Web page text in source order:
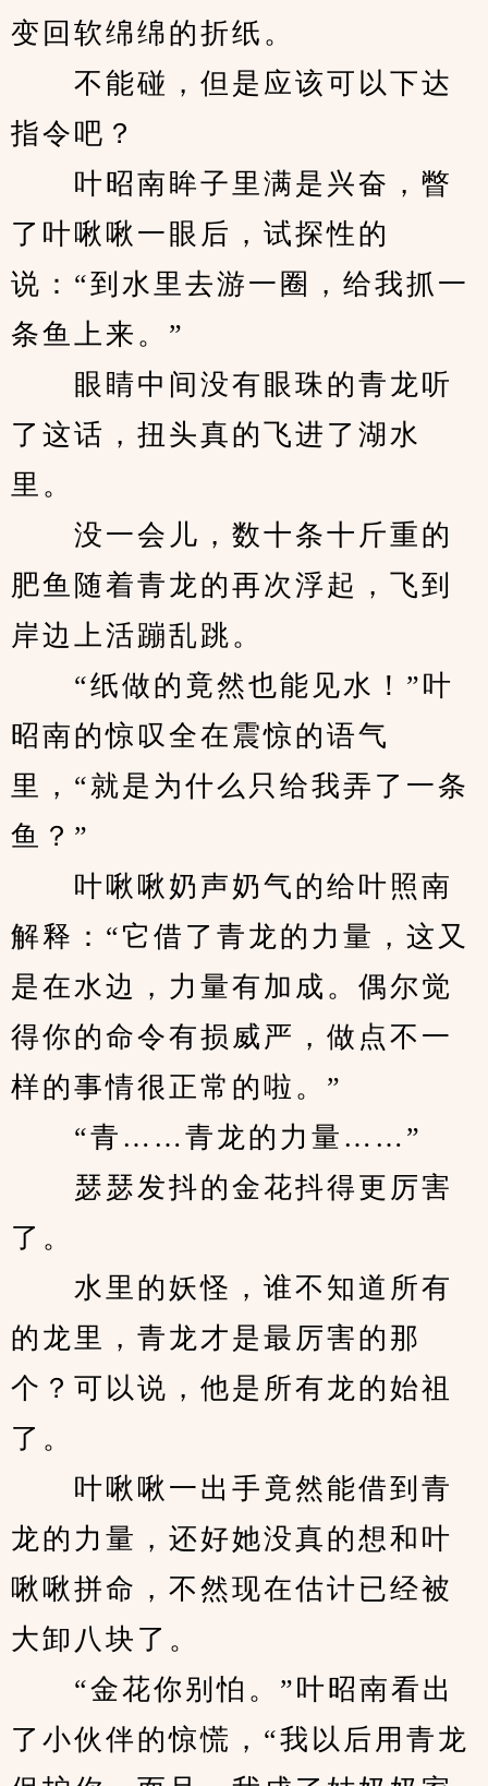
变回软绵绵的折纸。
不能碰，但是应该可以下达
指令吧？
叶昭南眸子里满是兴奋，瞥
了叶啾啾一眼后，试探性的
说：“到水里去游一圈，给我抓一
条鱼上来。”
眼睛中间没有眼珠的青龙听
了这话，扭头真的飞进了湖水
里。
没一会儿，数十条十斤重的
肥鱼随着青龙的再次浮起，飞到
岸边上活蹦乱跳。
“纸做的竟然也能见水！”叶
昭南的惊叹全在震惊的语气
里，“就是为什么只给我弄了一条
鱼？”
叶啾啾奶声奶气的给叶照南
解释：“它借了青龙的力量，这又
是在水边，力量有加成。偶尔觉
得你的命令有损威严，做点不一
样的事情很正常的啦。”
“青……青龙的力量……”
瑟瑟发抖的金花抖得更厉害
了。
水里的妖怪，谁不知道所有
的龙里，青龙才是最厉害的那
个？可以说，他是所有龙的始祖
了。
叶啾啾一出手竟然能借到青
龙的力量，还好她没真的想和叶
啾啾拼命，不然现在估计已经被
大卸八块了。
“金花你别怕。”叶昭南看出
了小伙伴的惊慌，“我以后用青龙